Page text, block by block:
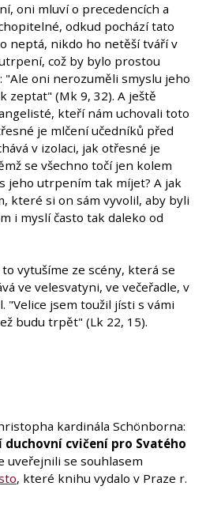
oni mluví o precedencích a
odkud pochází tato
neptá, nikdo ho netěší tváří v
což by bylo prostou
"Ale oni nerozuměli smyslu jeho
zeptat" (Mk 9, 32). A ještě
kteří nám uchovali toto
je mlčení učedníků před
v izolaci, jak otřesné je
se všechno točí jen kolem
jeho utrpením tak míjet? A jak
které si on sám vyvolil, aby byli
i myslí často tak daleko od
vytušíme ze scény, která se
ve velesvatyni, ve večeřadle, v
"Velice jsem toužil jísti s vámi
budu trpět" (Lk 22, 15).
kardinála Schönborna:
cvičení pro Svatého
uveřejnili se souhlasem
, které knihu vydalo v Praze r.